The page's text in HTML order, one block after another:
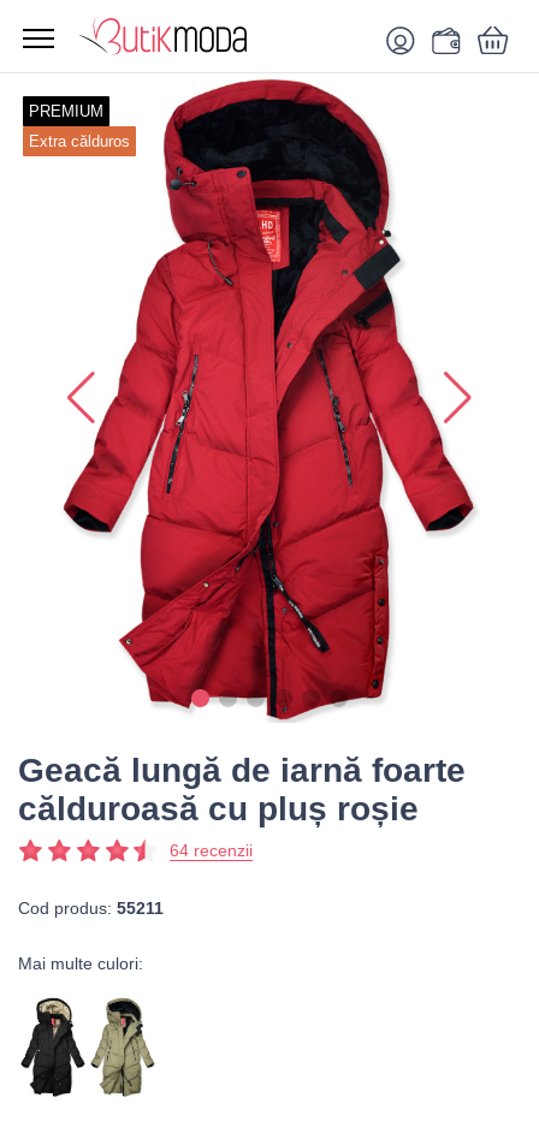
PREMIUM
Extra călduros
Geacă lungă de iarnă foarte
călduroasă cu pluș roșie
64 recenzii
Cod produs: 55211
Mai multe culori: